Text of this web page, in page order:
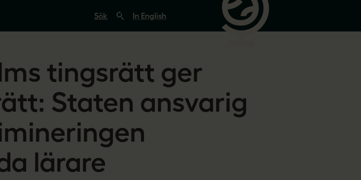
ö
p
i
e
r
a
e
.
s
In English
tingsrätt ger
Staten ansvarig
lärare